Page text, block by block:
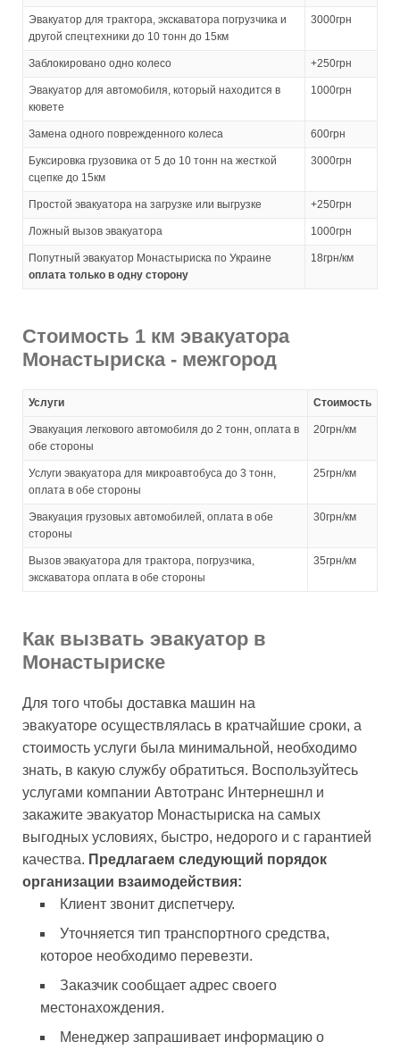
Эвакуатор для трактора, экскаватора погрузчика и
другой спецтехники до 10 тонн до 15км
3000грн
Заблокировано одно колесо +250грн
Эвакуатор для автомобиля, который находится в
кювете
1000грн
Замена одного поврежденного колеса 600грн
Буксировка грузовика от 5 до 10 тонн на жесткой
сцепке до 15км
3000грн
Простой эвакуатора на загрузке или выгрузке +250грн
Ложный вызов эвакуатора 1000грн
оплата только в одну сторону
18грн/км
Стоимость 1 км эвакуатора
Монастыриска - межгород
Услуги Стоимость
Эвакуация легкового автомобиля до 2 тонн, оплата в
обе стороны
20грн/км
Услуги эвакуатора для микроавтобуса до 3 тонн,
оплата в обе стороны
25грн/км
Эвакуация грузовых автомобилей, оплата в обе
стороны
30грн/км
Вызов эвакуатора для трактора, погрузчика,
экскаватора оплата в обе стороны
35грн/км
Как вызвать эвакуатор в
Монастыриске
Для того чтобы доставка машин на
эвакуаторе осуществлялась в кратчайшие сроки, а
стоимость услуги была минимальной, необходимо
знать, в какую службу обратиться. Воспользуйтесь
услугами компании Автотранс Интернешнл и
закажите эвакуатор Монастыриска на самых
выгодных условиях, быстро, недорого и с гарантией
качества. Предлагаем следующий порядок
организации взаимодействия:
Клиент звонит диспетчеру.
Уточняется тип транспортного средства,
которое необходимо перевезти.
Заказчик сообщает адрес своего
местонахождения.
Менеджер запрашивает информацию о